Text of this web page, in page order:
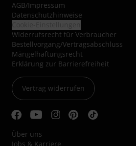
AGB/Impressum
Datenschutzhinweise
Widerrufsrecht für Verbraucher
Bestellvorgang/Vertragsabschluss
Mängelhaftungsrecht
Erklärung zur Barrierefreiheit
Vertrag widerrufen
Über uns
Jobs & Karriere